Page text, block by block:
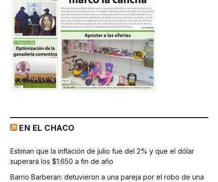
EN EL CHACO
Estiman que la inflación de julio fue del 2% y que el dólar
superará los $1.650 a fin de año
Barrio Barberan: detuvieron a una pareja por el robo de una